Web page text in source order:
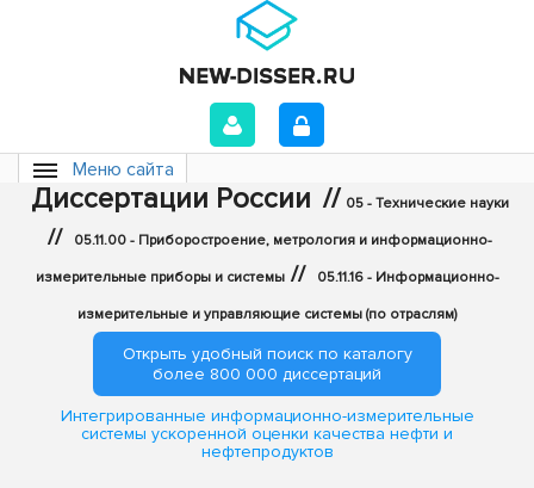
Меню сайта
Диссертации России // 05 - Технические науки
// 05.11.00 - Приборостроение, метрология и информационно-
измерительные приборы и системы // 05.11.16 - Информационно-
измерительные и управляющие системы (по отраслям)
Открыть удобный поиск по каталогу
более 800 000 диссертаций
Интегрированные информационно-измерительные
системы ускоренной оценки качества нефти и
нефтепродуктов